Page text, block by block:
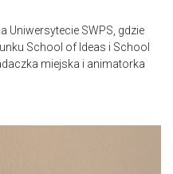
Uniwersytecie SWPS, gdzie
School of Ideas i School
miejska i animatorka